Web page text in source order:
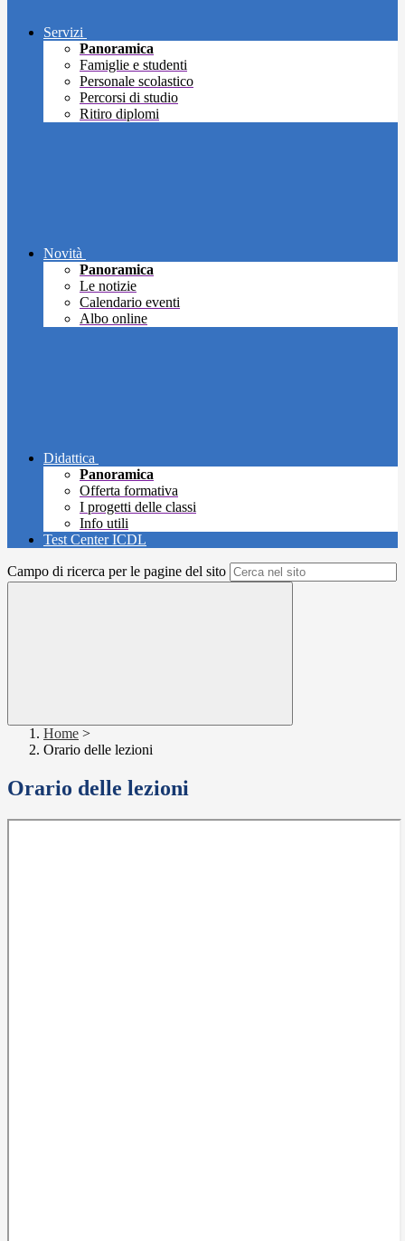
Servizi
Panoramica
Famiglie e studenti
Personale scolastico
Percorsi di studio
Ritiro diplomi
Novità
Panoramica
Le notizie
Calendario eventi
Albo online
Didattica
Panoramica
Offerta formativa
I progetti delle classi
Info utili
Test Center ICDL
Campo di ricerca per le pagine del sito
Home >
Orario delle lezioni
Orario delle lezioni